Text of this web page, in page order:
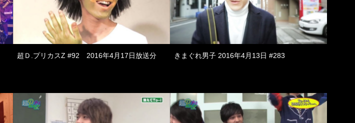
超Ｄ.プリカスZ #92 2016年4月17日放送分 きまぐれ男子 2016年4月13日 #283